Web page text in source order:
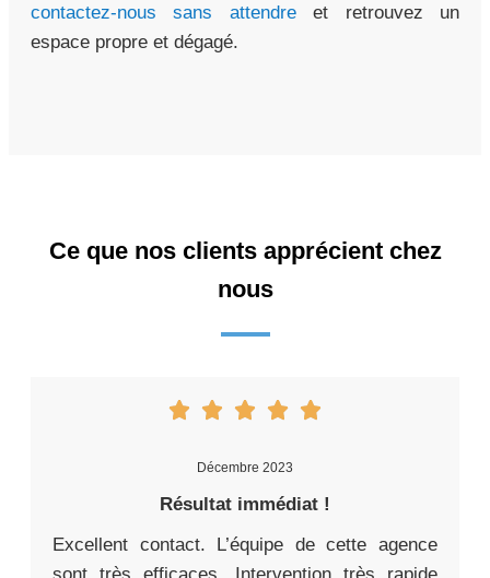
contactez-nous sans attendreet retrouvez un
espace propre et dégagé.
Ce que nos clients apprécient chez
nous
Décembre 2023
Résultat immédiat !
Excellent contact. L’équipe de cette agence
sont très efficaces. Intervention très rapide